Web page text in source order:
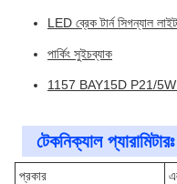
LED ব্রেক টার্ন সিগন্যাল লাইট
পার্কিং সুইচব্যাক
1157 BAY15D P21/5W
টেকনিক্যাল প্যারামিটারঃ
প্রকার